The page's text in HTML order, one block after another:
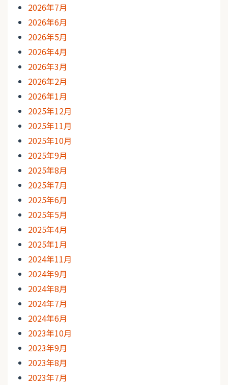
2026年7月
2026年6月
2026年5月
2026年4月
2026年3月
2026年2月
2026年1月
2025年12月
2025年11月
2025年10月
2025年9月
2025年8月
2025年7月
2025年6月
2025年5月
2025年4月
2025年1月
2024年11月
2024年9月
2024年8月
2024年7月
2024年6月
2023年10月
2023年9月
2023年8月
2023年7月